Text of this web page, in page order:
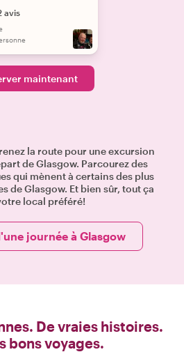
avis
maintenant
la route pour une excursion
de Glasgow. Parcourez des
qui mènent à certains des plus
de Glasgow. Et bien sûr, tout ça
local préféré!
journée à Glasgow
De vraies histoires.
bons voyages.